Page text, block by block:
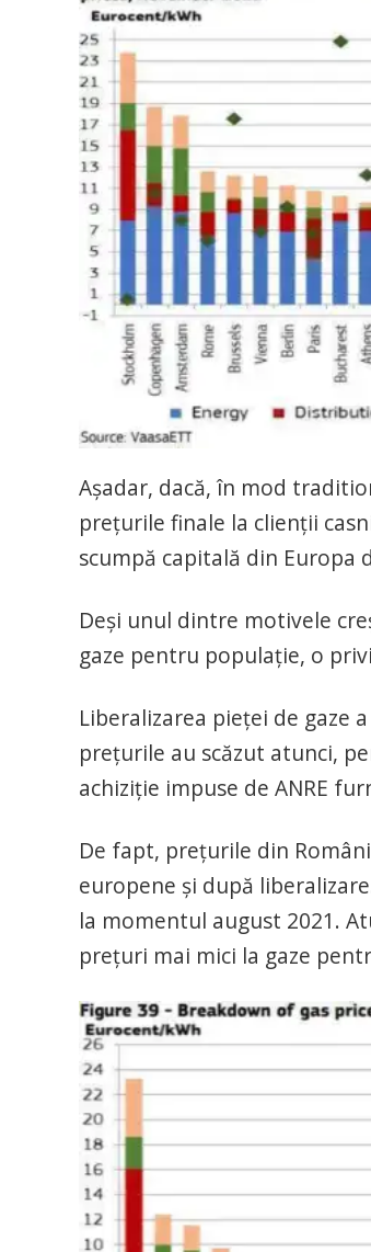
Așadar, dacă, în mod
prețurile finale la clienții
scumpă capitală din
Deși unul dintre motivele
gaze pentru populație, o
Liberalizarea pieței de gaze
prețurile au scăzut atunci,
achiziție impuse de ANRE
De fapt, prețurile din
europene și după
la momentul august 2021.
prețuri mai mici la gaze